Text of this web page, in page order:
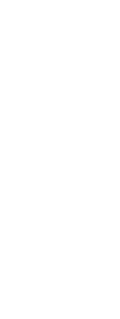
Отправить, Вы